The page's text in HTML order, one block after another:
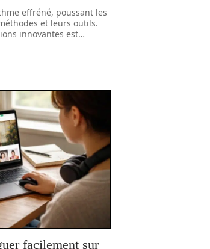
effréné, poussant les
et leurs outils.
innovantes est…
facilement sur